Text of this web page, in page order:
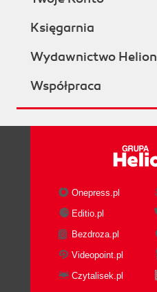
Księgarnia
Wydawnictwo Helion
Współpraca
Onepress.pl
Editio.pl
Bezdroza.pl
Videopoint.pl
Czytalisek.pl